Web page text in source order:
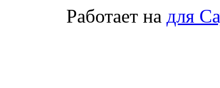
Работает на для